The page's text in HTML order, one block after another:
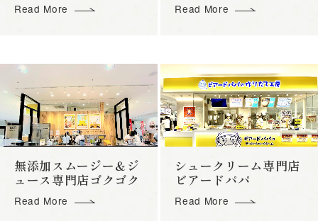
Read More Read More
無添加スムージー＆ジ
ュース専門店ゴクゴク
Read More
シュークリーム専門店
ビアードパパ
Read More